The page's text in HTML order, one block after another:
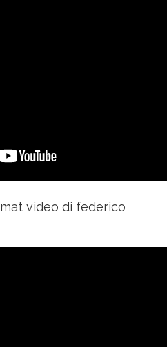
video di federico